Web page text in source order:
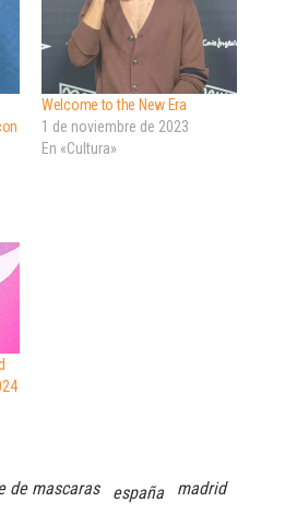
Welcome to the New Era
1 de noviembre de 2023
En «Cultura»
de mascaras españa madrid